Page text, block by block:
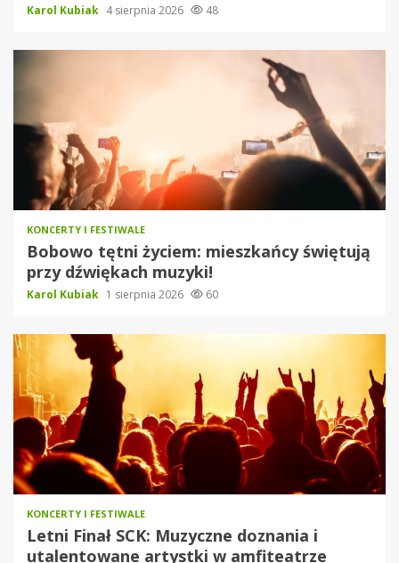
Karol Kubiak 4 sierpnia 2026 48
KONCERTY I FESTIWALE
Bobowo tętni życiem: mieszkańcy świętują
przy dźwiękach muzyki!
Karol Kubiak 1 sierpnia 2026 60
KONCERTY I FESTIWALE
Letni Finał SCK: Muzyczne doznania i
utalentowane artystki w amfiteatrze